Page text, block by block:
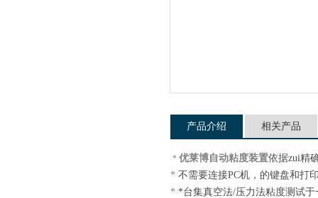
产品介绍 相关产品
* 优莱博自动粘度装置依据zui精
* 不需要连接PC机，的键盘和打
* *台集真空法/压力法粘度测试